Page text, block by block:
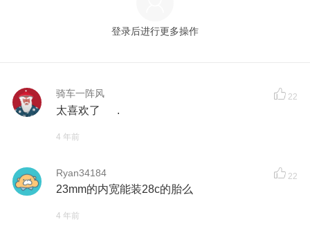
登录后进行更多操作
骑车一阵风 22
太喜欢了 .
4 年前
Ryan34184 22
23mm的内宽能装28c的胎么
4 年前